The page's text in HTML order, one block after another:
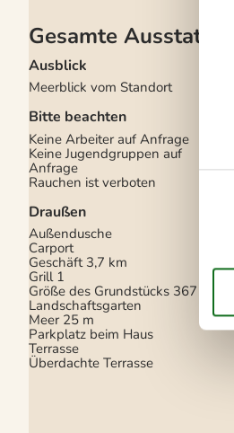
Gesamte Ausstattung
Ausblick
Meerblick vom Standort
Bitte beachten
Keine Arbeiter auf Anfrage
Keine Jugendgruppen auf
Anfrage
Rauchen ist verboten
Draußen
Außendusche
Carport
Geschäft 3,7 km
Grill 1
Größe des Grundstücks 367 m²
Landschaftsgarten
Meer 25 m
Parkplatz beim Haus
Terrasse
Überdachte Terrasse